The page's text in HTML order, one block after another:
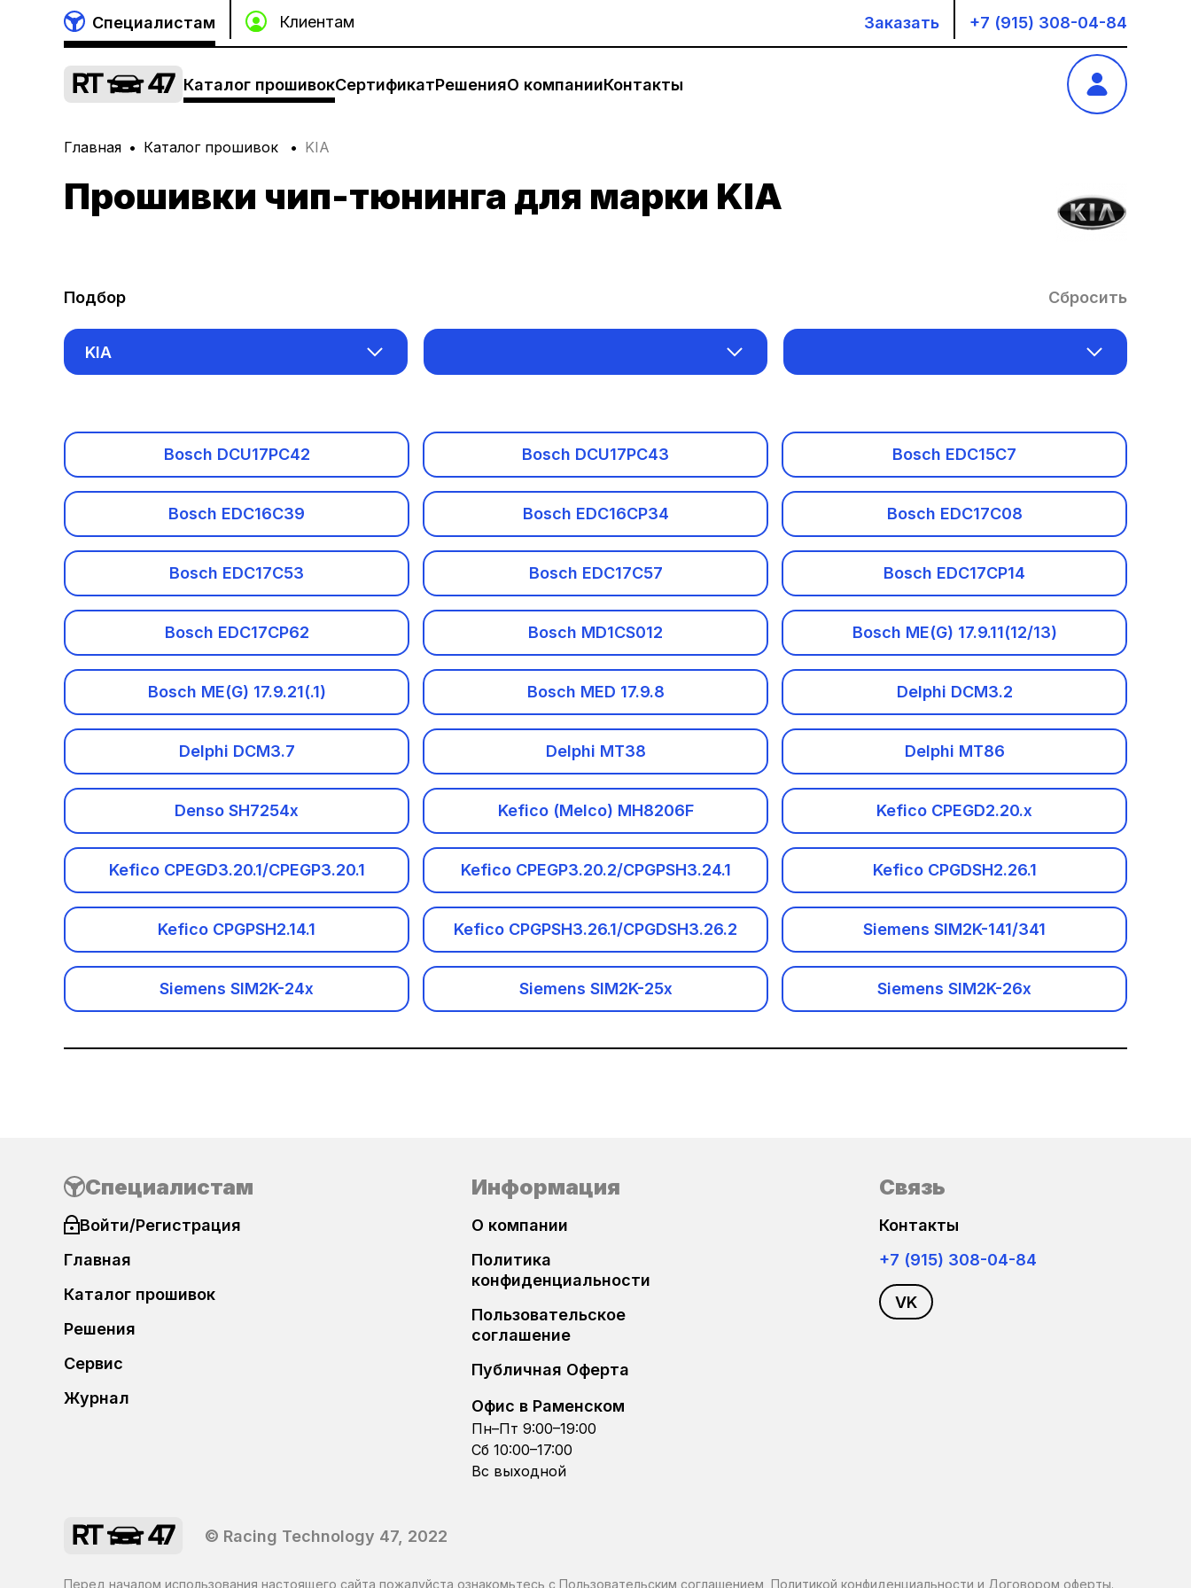
Специалистам Заказать +7 (915) 308-04-84
Каталог прошивокСертификатРешенияО компанииКонтакты
Главная Каталог прошивок KIA
Прошивки чип-тюнинга для марки KIA
Подбор Сбросить
KIA
Alfa Romeo
Audi
Baic
BMW Motorrad
Brilliance
CF-Moto
Changan
Chery
Chrysler
Daewoo
DAF
Dodge
DongFeng
Bosch DCU17PC43
Bosch EDC15C7
Bosch EDC16C39
Bosch EDC17C08
Bosch EDC17C57
Bosch EDC17CP14
Bosch EDC17CP62
Bosch MD1CS012
Bosch ME(G) 17.9.11(12/13)
Bosch ME(G) 17.9.21(.1)
Delphi DCM3.2
Delphi MT86
Denso SH7254x
Kefico (Melco) MH8206F
Kefico CPEGD2.20.x
Kefico CPEGD3.20.1/CPEGP3.20.1
Kefico CPEGP3.20.2/CPGPSH3.24.1
Kefico CPGDSH2.26.1
Bosch DCU17PC42 Bosch DCU17PC43 Bosch EDC15C7
Bosch EDC16C39 Bosch EDC16CP34 Bosch EDC17C08
Bosch EDC17C53 Bosch EDC17C57 Bosch EDC17CP14
Bosch EDC17CP62 Bosch MD1CS012 Bosch ME(G) 17.9.11(12/13)
Bosch ME(G) 17.9.21(.1) Bosch MED 17.9.8 Delphi DCM3.2
Delphi DCM3.7 Delphi MT38 Delphi MT86
Denso SH7254x Kefico (Melco) MH8206F Kefico CPEGD2.20.x
Kefico CPEGD3.20.1/CPEGP3.20.1 Kefico CPEGP3.20.2/CPGPSH3.24.1 Kefico CPGDSH2.26.1
Kefico CPGPSH2.14.1 Kefico CPGPSH3.26.1/CPGDSH3.26.2 Siemens SIM2K-141/341
Siemens SIM2K-24x Siemens SIM2K-25x Siemens SIM2K-26x
Специалистам
Войти/Регистрация
Главная
Каталог прошивок
Решения
Сервис
Журнал
Информация
О компании
Политика
конфиденциальности
Пользовательское
соглашение
Публичная Оферта
Офис в Раменском
Пн–Пт 9:00–19:00
Сб 10:00–17:00
Вс выходной
Связь
Контакты
+7 (915) 308-04-84
VK
© Racing Technology 47, 2022
Перед началом использования настоящего сайта пожалуйста ознакомьтесь с Пользовательским соглашением Политикой конфиденциальности и Договором оферты.
Логин и пароль
Забыли пароль?